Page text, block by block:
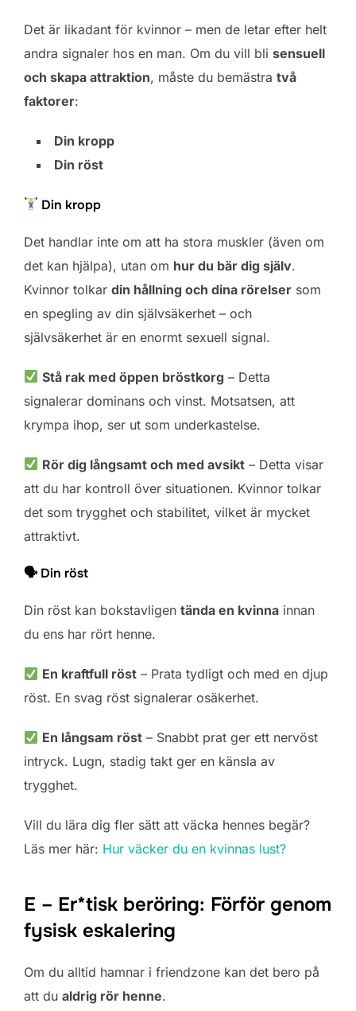
Det är likadant för kvinnor – men de letar efter helt
andra signaler hos en man. Om du vill bli sensuell
och skapa attraktion, måste du bemästra två
faktorer:
Din kropp
Din röst
Din kropp
Det handlar inte om att ha stora muskler (även om
det kan hjälpa), utan om hur du bär dig själv.
Kvinnor tolkar din hållning och dina rörelser som
en spegling av din självsäkerhet – och
självsäkerhet är en enormt sexuell signal.
Stå rak med öppen bröstkorg – Detta
signalerar dominans och vinst. Motsatsen, att
krympa ihop, ser ut som underkastelse.
Rör dig långsamt och med avsikt – Detta visar
att du har kontroll över situationen. Kvinnor tolkar
det som trygghet och stabilitet, vilket är mycket
attraktivt.
🗣 Din röst
Din röst kan bokstavligen tända en kvinna innan
du ens har rört henne.
En kraftfull röst – Prata tydligt och med en djup
röst. En svag röst signalerar osäkerhet.
En långsam röst – Snabbt prat ger ett nervöst
intryck. Lugn, stadig takt ger en känsla av
trygghet.
Vill du lära dig fler sätt att väcka hennes begär?
Läs mer här: Hur väcker du en kvinnas lust?
E – Er*tisk beröring: Förför genom
fysisk eskalering
Om du alltid hamnar i friendzone kan det bero på
att du aldrig rör henne.